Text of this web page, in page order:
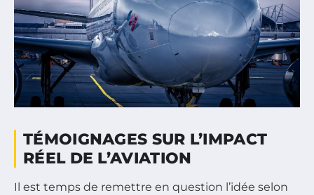
TÉMOIGNAGES SUR L’IMPACT
RÉEL DE L’AVIATION
Il est temps de remettre en question l’idée selon